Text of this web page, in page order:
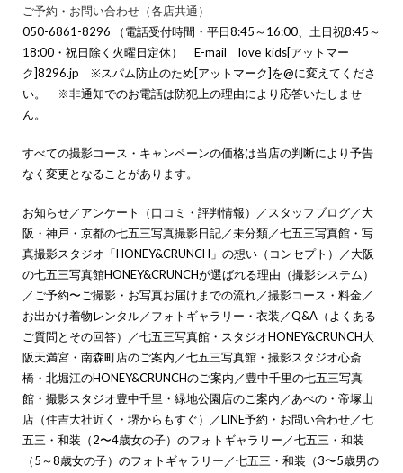
ご予約・お問い合わせ（各店共通）
050-6861-8296 （電話受付時間・平日8:45～16:00、土日祝8:45～
18:00・祝日除く火曜日定休） E-mail love_kids[アットマー
ク]8296.jp ※スパム防止のため[アットマーク]を@に変えてくださ
い。 ※非通知でのお電話は防犯上の理由により応答いたしませ
ん。
すべての撮影コース・キャンペーンの価格は当店の判断により予告
なく変更となることがあります。
お知らせ／アンケート（口コミ・評判情報） ／スタッフブログ／大
阪・神戸・京都の七五三写真撮影日記／未分類／七五三写真館・写
真撮影スタジオ「HONEY&CRUNCH」の想い（コンセプト）
／大阪
の七五三写真館HONEY&CRUNCHが選ばれる理由（撮影システム）
／ご予約〜ご撮影・お写真お届けまでの流れ／撮影コース・料金／
お出かけ着物レンタル／フォトギャラリー・衣装／Q&A（よくある
ご質問とその回答）
／七五三写真館・スタジオHONEY&CRUNCH大
阪天満宮・南森町店のご案内／七五三写真館・撮影スタジオ心斎
橋・北堀江のHONEY&CRUNCHのご案内／豊中千里の七五三写真
館・撮影スタジオ豊中千里・緑地公園店のご案内／あべの・帝塚山
店（住吉大社近く・堺からもすぐ）
／LINE予約・お問い合わせ／七
五三・和装（2〜4歳女の子）のフォトギャラリー／七五三・和装
（5～8歳女の子）のフォトギャラリー／七五三・和装（3〜5歳男の